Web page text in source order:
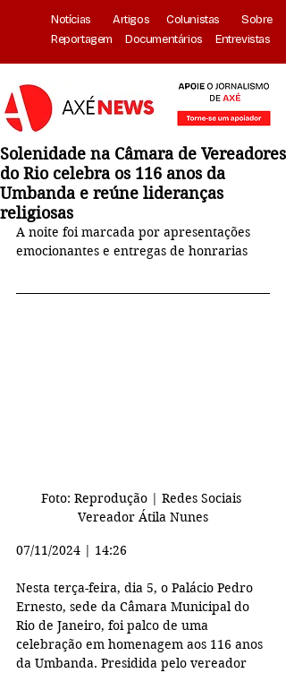
Notícias Artigos Colunistas
Sobre
Reportagem
Documentários Entrevistas
Solenidade na Câmara de Vereadores
do Rio celebra os 116 anos da
Umbanda e reúne lideranças
religiosas
A noite foi marcada por apresentações
emocionantes e entregas de honrarias
Foto: Reprodução | Redes Sociais
Vereador Átila Nunes
07/11/2024 | 14:26
Nesta terça-feira, dia 5, o Palácio Pedro
Ernesto, sede da Câmara Municipal do
Rio de Janeiro, foi palco de uma
celebração em homenagem aos 116 anos
da Umbanda. Presidida pelo vereador